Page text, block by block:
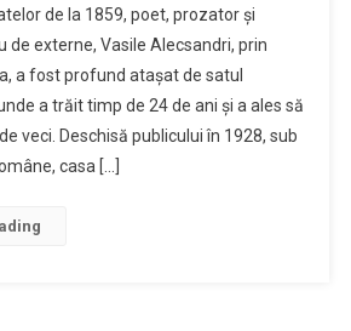
de la 1859, poet, prozator și
de externe, Vasile Alecsandri, prin
a fost profund atașat de satul
a trăit timp de 24 de ani și a ales să
veci. Deschisă publicului în 1928, sub
casa […]